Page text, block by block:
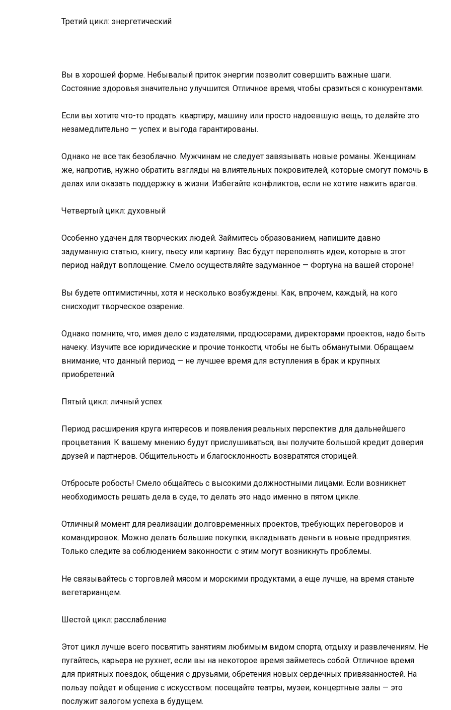
Третий цикл: энергетический
Вы в хорошей форме. Небывалый приток энергии позволит совершить важные шаги.
Состояние здоровья значительно улучшится. Отличное время, чтобы сразиться с конкурентами.
Если вы хотите что-то продать: квартиру, машину или просто надоевшую вещь, то делайте это
незамедлительно — успех и выгода гарантированы.
Однако не все так безоблачно. Мужчинам не следует завязывать новые романы. Женщинам
же, напротив, нужно обратить взгляды на влиятельных покровителей, которые смогут помочь в
делах или оказать поддержку в жизни. Избегайте конфликтов, если не хотите нажить врагов.
Четвертый цикл: духовный
Особенно удачен для творческих людей. Займитесь образованием, напишите давно
задуманную статью, книгу, пьесу или картину. Вас будут переполнять идеи, которые в этот
период найдут воплощение. Смело осуществляйте задуманное — Фортуна на вашей стороне!
Вы будете оптимистичны, хотя и несколько возбуждены. Как, впрочем, каждый, на кого
снисходит творческое озарение.
Однако помните, что, имея дело с издателями, продюсерами, директорами проектов, надо быть
начеку. Изучите все юридические и прочие тонкости, чтобы не быть обманутыми. Обращаем
внимание, что данный период — не лучшее время для вступления в брак и крупных
приобретений.
Пятый цикл: личный успех
Период расширения круга интересов и появления реальных перспектив для дальнейшего
процветания. К вашему мнению будут прислушиваться, вы получите большой кредит доверия
друзей и партнеров. Общительность и благосклонность возвратятся сторицей.
Отбросьте робость! Смело общайтесь с высокими должностными лицами. Если возникнет
необходимость решать дела в суде, то делать это надо именно в пятом цикле.
Отличный момент для реализации долговременных проектов, требующих переговоров и
командировок. Можно делать большие покупки, вкладывать деньги в новые предприятия.
Только следите за соблюдением законности: с этим могут возникнуть проблемы.
Не связывайтесь с торговлей мясом и морскими продуктами, а еще лучше, на время станьте
вегетарианцем.
Шестой цикл: расслабление
Этот цикл лучше всего посвятить занятиям любимым видом спорта, отдыху и развлечениям. Не
пугайтесь, карьера не рухнет, если вы на некоторое время займетесь собой. Отличное время
для приятных поездок, общения с друзьями, обретения новых сердечных привязанностей. На
пользу пойдет и общение с искусством: посещайте театры, музеи, концертные залы — это
послужит залогом успеха в будущем.